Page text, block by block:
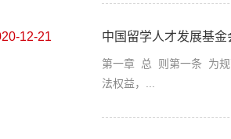
12-21 中国留学人才发展基
第一章 总 则第一条 为规
法权益，...